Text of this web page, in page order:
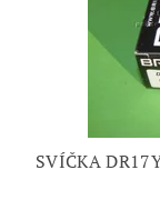
SVÍČKA